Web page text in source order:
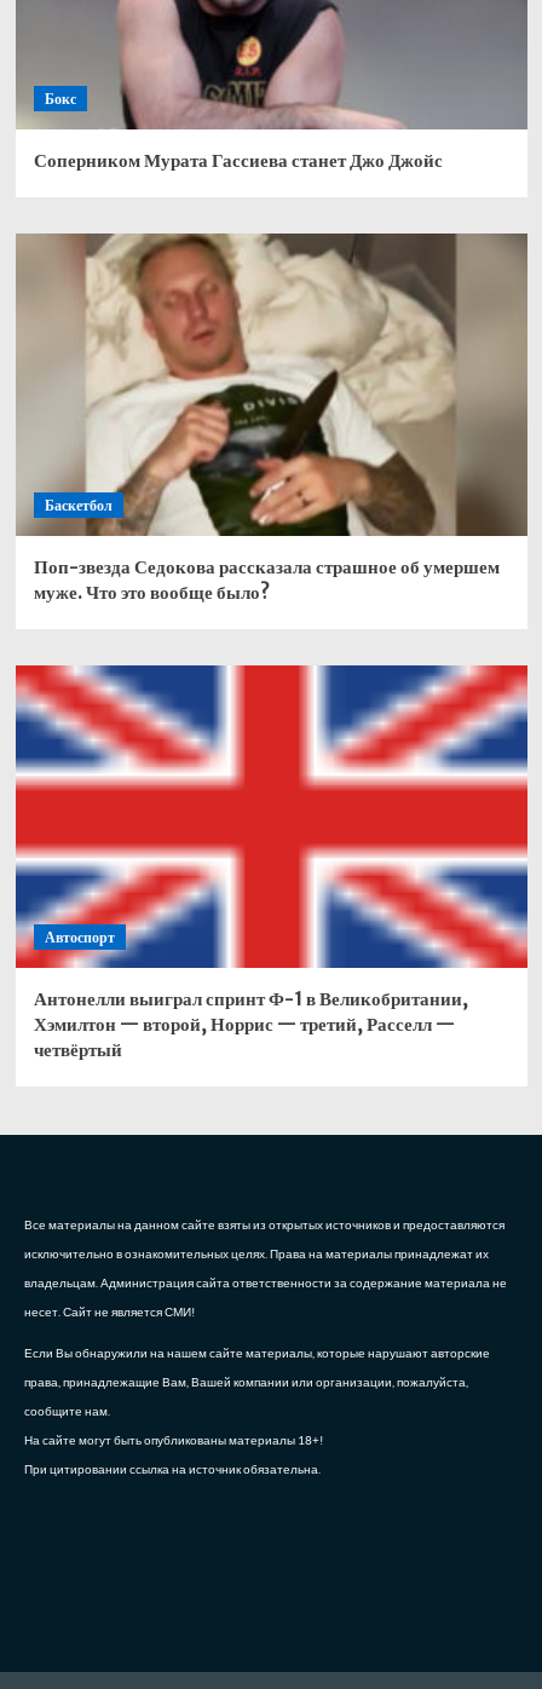
Бокс
Соперником Мурата Гассиева станет Джо Джойс
Баскетбол
Поп-звезда Седокова рассказала страшное об умершем
муже. Что это вообще было?
Автоспорт
Антонелли выиграл спринт Ф-1 в Великобритании,
Хэмилтон — второй, Норрис — третий, Расселл —
четвёртый
Все материалы на данном сайте взяты из открытых источников и предоставляются
исключительно в ознакомительных целях. Права на материалы принадлежат их
владельцам. Администрация сайта ответственности за содержание материала не
несет. Сайт не является СМИ!
Если Вы обнаружили на нашем сайте материалы, которые нарушают авторские
права, принадлежащие Вам, Вашей компании или организации, пожалуйста,
сообщите нам.
На сайте могут быть опубликованы материалы 18+!
При цитировании ссылка на источник обязательна.